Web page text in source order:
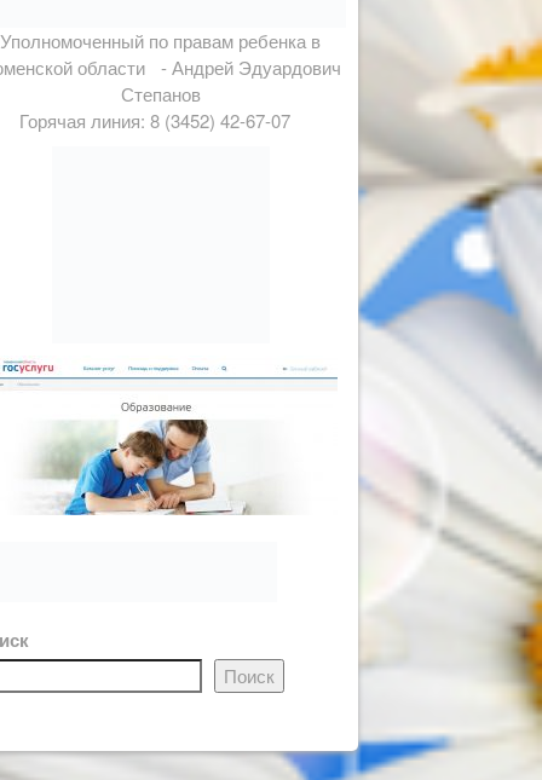
Уполномоченный по правам ребенка в
области - Андрей Эдуардович
Степанов
Горячая линия: 8 (3452) 42-67-07
Поиск